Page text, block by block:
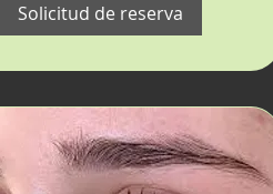
Solicitud de reserva